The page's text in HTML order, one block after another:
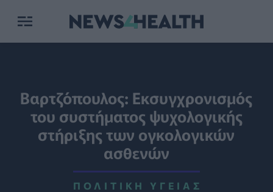
Βαρτζόπουλος: Εκσυγχρονισμός
του συστήματος ψυχολογικής
στήριξης των ογκολογικών
ασθενών
ΠΟΛΙΤΙΚΉ ΥΓΕΊΑΣ